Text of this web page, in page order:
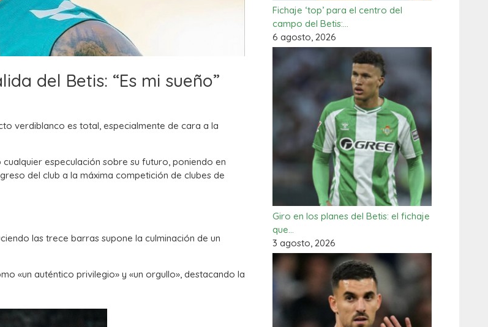
del Betis: “Es mi sueño”
verdiblanco es total, especialmente de cara a la
especulación sobre su futuro, poniendo en
del club a la máxima competición de clubes de
las trece barras supone la culminación de un
«un auténtico privilegio» y «un orgullo», destacando la
Fichaje ‘top’ para el centro del
campo del Betis:…
6 agosto, 2026
Giro en los planes del Betis: el fichaje
que…
3 agosto, 2026